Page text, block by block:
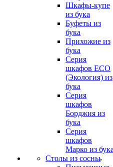
Шкафы-купе
из бука
Буфеты из
бука
Прихожие из
бука
Серия
шкафов ECO
(Экология) из
бука
Серия
шкафов
Борджия из
бука
Серия
шкафов
Марко из бука
Столы из сосны